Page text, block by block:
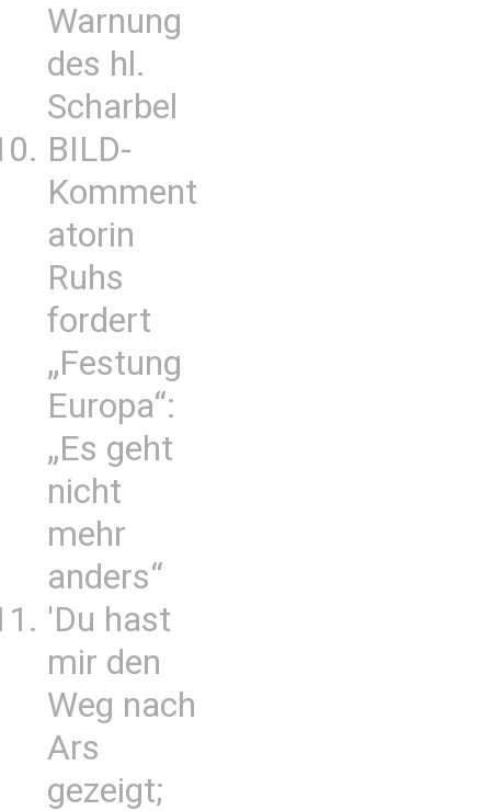
Warnung
des hl.
Scharbel
BILD-
Komment
atorin
Ruhs
fordert
„Festung
Europa“:
„Es geht
nicht
mehr
anders“
'Du hast
mir den
Weg nach
Ars
gezeigt;